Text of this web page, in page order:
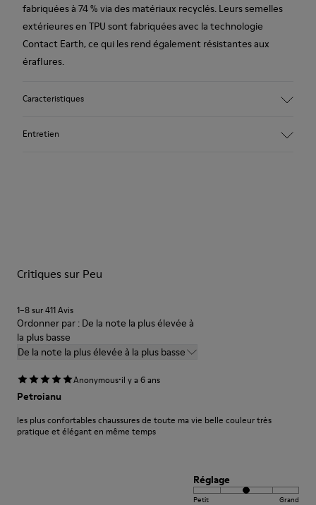
fabriquées à 74 % via des matériaux recyclés. Leurs semelles
extérieures en TPU sont fabriquées avec la technologie
Contact Earth, ce qui les rend également résistantes aux
éraflures.
Caracteristiques
Entretien
Pour obtenir des instructions détaillées sur l’entretien de
des chaussures
Critiques sur Peu
1–8 sur 411 Avis
Ordonner par : De la note la plus élevée à
la plus basse
De la note la plus élevée à la plus basse
Anonymous·il y a 6 ans
Petroianu
les plus confortables chaussures de toute ma vie belle couleur très
pratique et élégant en même temps
Réglage
Petit Grand